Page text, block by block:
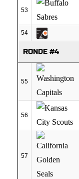
53
54
RONDE #4
55
56
57